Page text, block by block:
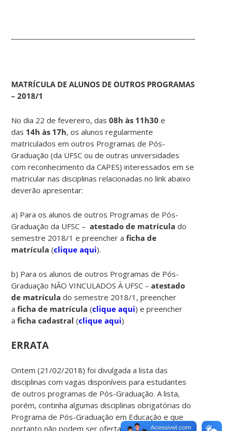
MATRÍCULA DE ALUNOS DE OUTROS PROGRAMAS
– 2018/1
No dia 22 de fevereiro, das08h às 11h30e
das 14h às 17h, os alunos regularmente
matriculados em outros Programas de Pós-
Graduação (da UFSC ou de outras universidades
com reconhecimento da CAPES) interessados em se
matricular nas disciplinas relacionadas no link abaixo
deverão apresentar:
a) Para os alunos de outros Programas de Pós-
Graduação da UFSC –atestado de matrícula do
semestre 2018/1 e preencher aficha de
matrícula (clique aqui).
b) Para os alunos de outros Programas de Pós-
Graduação NÃO VINCULADOS À UFSC –atestado
de matrícula do semestre 2018/1, preencher
aficha de matrícula (clique aqui) e preencher
a ficha cadastral (clique aqui)
ERRATA
Ontem (21/02/2018) foi divulgada a lista das
disciplinas com vagas disponíveis para estudantes
de outros programas de Pós-Graduação. A lista,
porém, continha algumas disciplinas obrigatórias do
Programa de Pós-Graduação em Educação e que
portanto não podem ser ofertadas para alunos de